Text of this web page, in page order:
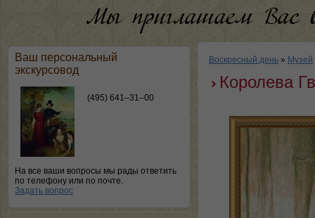
Ваш персональный
экскурсовод
(495) 641–31–00
На все ваши вопросы мы рады ответить
по телефону или по почте.
Задать вопрос
Воскресный день » Музей
Королева